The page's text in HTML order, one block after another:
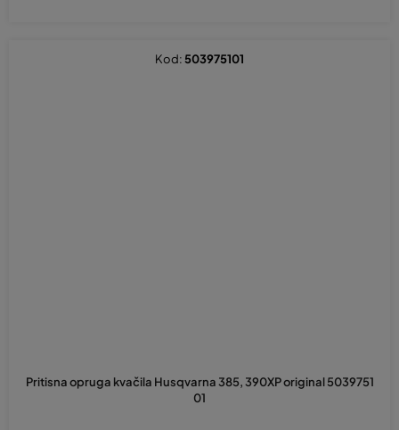
Pritisna opruga kvačila Husqvarna 385, 390XP original 5039751
01
Kod: 503975101